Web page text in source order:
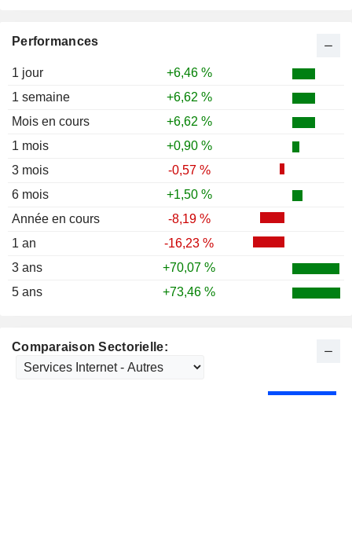
Performances
1 jour
+6,46 %
1 semaine
+6,62 %
Mois en cours
+6,62 %
1 mois
+0,90 %
3 mois
-0,57 %
6 mois
+1,50 %
Année en cours
-8,19 %
1 an
-16,23 %
3 ans
+70,07 %
5 ans
+73,46 %
Comparaison Sectorielle: